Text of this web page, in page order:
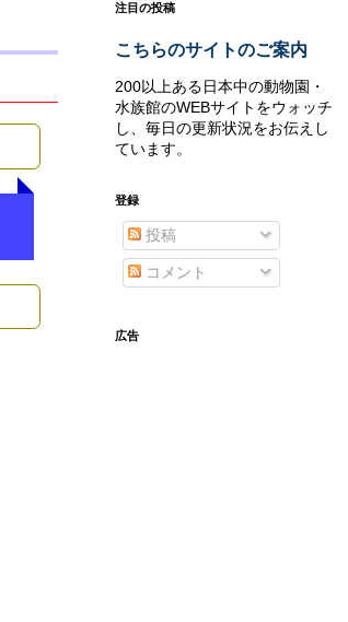
注目の投稿
こちらのサイトのご案内
200以上ある日本中の動物園・
水族館のWEBサイトをウォッチ
し、毎日の更新状況をお伝えし
ています。
登録
投稿
コメント
広告